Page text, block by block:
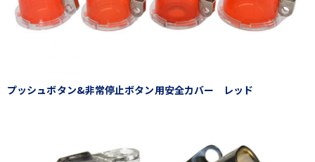
プッシュボタン&非常停止ボタン用安全カバー レッド